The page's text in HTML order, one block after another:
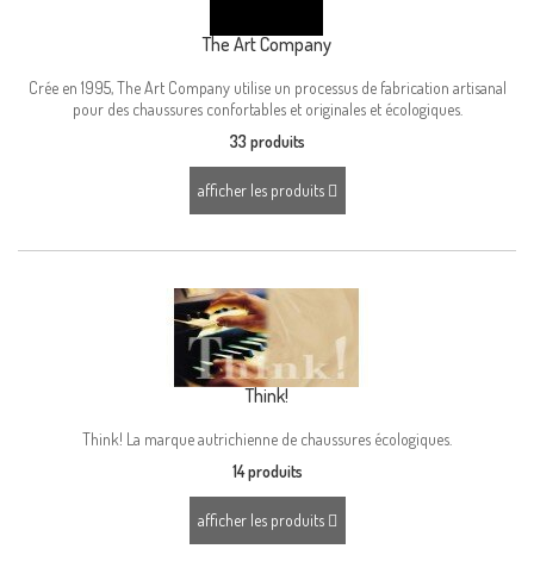
The Art Company
Crée en 1995, The Art Company utilise un processus de fabrication artisanal
pour des chaussures confortables et originales et écologiques.
33 produits
afficher les produits
Think!
Think! La marque autrichienne de chaussures écologiques.
14 produits
afficher les produits